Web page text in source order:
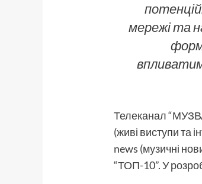
мережі та
Телеканал
(живі виступи та
news (музичні
“ТОП-10”. У